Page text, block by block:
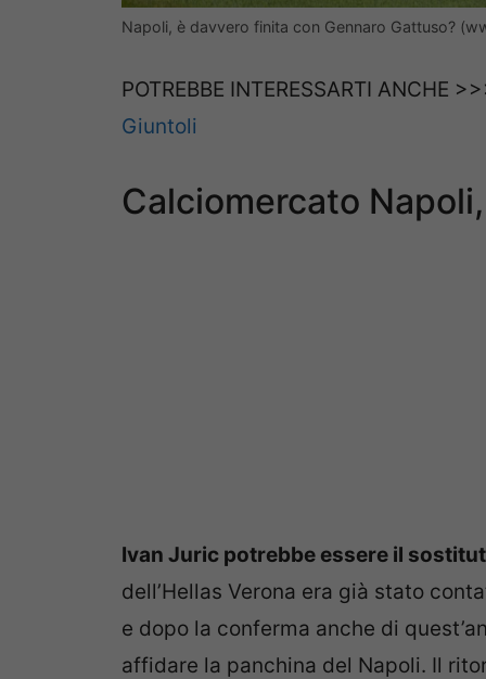
Napoli, è davvero finita con Gennaro Gattuso?
POTREBBE INTERESSARTI ANCHE
Giuntoli
Calciomercato
Ivan Juric potrebbe essere il
dell’Hellas Verona era già stato
e dopo la conferma anche di
affidare la panchina del Napoli. Il